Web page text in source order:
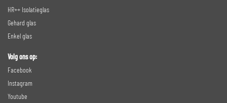
HR++ Isolatieglas
Gehard glas
Enkel glas
Volg ons op:
Facebook
Instagram
Youtube